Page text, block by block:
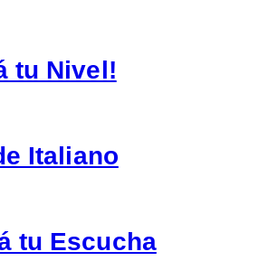
tu Nivel!
Italiano
tu Escucha